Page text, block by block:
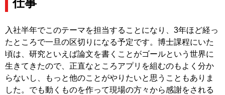
仕事
入社半年でこのテーマを担当することになり、3年ほど経っ
たところで一旦の区切りになる予定です。博士課程にいた
頃は、研究といえば論文を書くことがゴールという世界に
生きてきたので、正直なところアプリを組むのもよく分か
らないし、もっと他のことがやりたいと思うこともありま
した。でも動くものを作って現場の方々から感謝をされる